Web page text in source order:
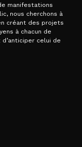
manifestations
nous cherchons à
créant des projets
à chacun de
celui de